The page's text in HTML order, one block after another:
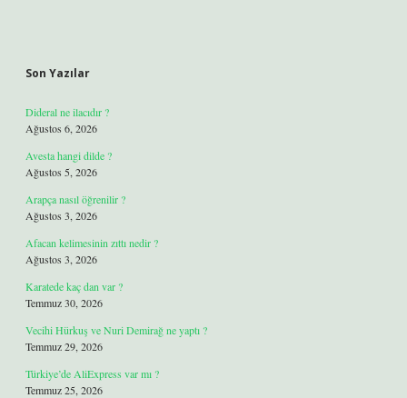
Son Yazılar
Dideral ne ilacıdır ?
Ağustos 6, 2026
Avesta hangi dilde ?
Ağustos 5, 2026
Arapça nasıl öğrenilir ?
Ağustos 3, 2026
Afacan kelimesinin zıttı nedir ?
Ağustos 3, 2026
Karatede kaç dan var ?
Temmuz 30, 2026
Vecihi Hürkuş ve Nuri Demirağ ne yaptı ?
Temmuz 29, 2026
Türkiye’de AliExpress var mı ?
Temmuz 25, 2026